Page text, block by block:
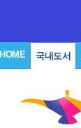
HOME 국내도서